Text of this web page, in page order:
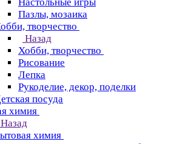
Пазлы, мозаика
творчество
Назад
Хобби, творчество
Рисование
Лепка
Рукоделие, декор, поделки
посуда
химия
Назад
химия